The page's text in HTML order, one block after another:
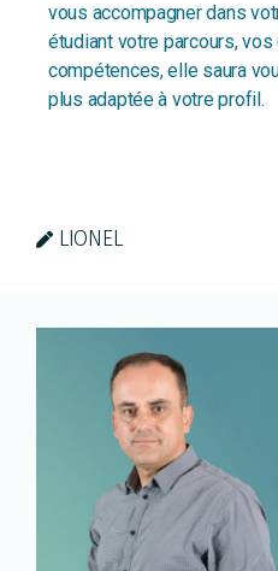
vous accompagner dans
étudiant votre parcours,
compétences, elle saura
plus adaptée à votre profil.
LIONEL